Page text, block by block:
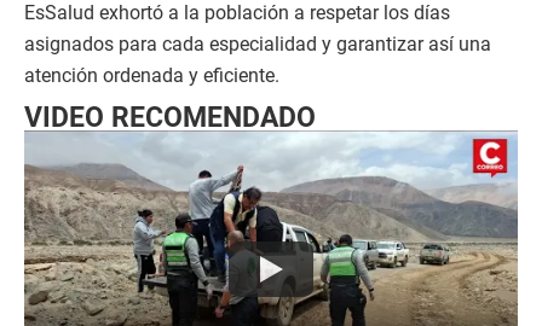
EsSalud exhortó a la población a respetar los días
asignados para cada especialidad y garantizar así una
atención ordenada y eficiente.
VIDEO RECOMENDADO